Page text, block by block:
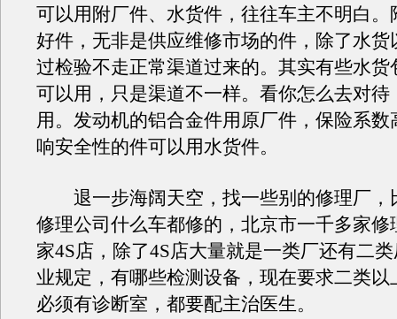
可以用附厂件、水货件，往往车主不明白。
好件，无非是供应维修市场的件，除了水货
过检验不走正常渠道过来的。其实有些水货
可以用，只是渠道不一样。看你怎么去对待
用。发动机的铝合金件用原厂件，保险系数
响安全性的件可以用水货件。
退一步海阔天空，找一些别的修理厂，
修理公司什么车都修的，北京市一千多家修
家4S店，除了4S店大量就是一类厂还有二
业规定，有哪些检测设备，现在要求二类以
必须有诊断室，都要配主治医生。